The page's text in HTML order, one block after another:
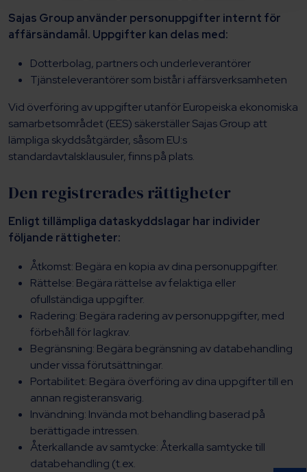
Sajas Group använder personuppgifter internt för
affärsändamål. Uppgifter kan delas med:
Dotterbolag, partners och underleverantörer
Tjänsteleverantörer som bistår i affärsverksamheten
Vid överföring av uppgifter utanför Europeiska ekonomiska
samarbetsområdet (EES) säkerställer Sajas Group att
lämpliga skyddsåtgärder, såsom EU:s
standardavtalsklausuler, finns på plats.
Den registrerades rättigheter
Enligt tillämpliga dataskyddslagar har individer
följande rättigheter:
Åtkomst: Begära en kopia av dina personuppgifter.
Rättelse: Begära rättelse av felaktiga eller
ofullständiga uppgifter.
Radering: Begära radering av personuppgifter, med
förbehåll för lagkrav.
Begränsning: Begära begränsning av databehandling
under vissa förutsättningar.
Portabilitet: Begära överföring av dina uppgifter till en
annan registeransvarig.
Invändning: Invända mot behandling baserad på
berättigade intressen.
Återkallande av samtycke: Återkalla samtycke till
databehandling (t.ex.